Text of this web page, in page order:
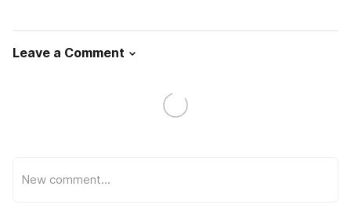
Leave a Comment